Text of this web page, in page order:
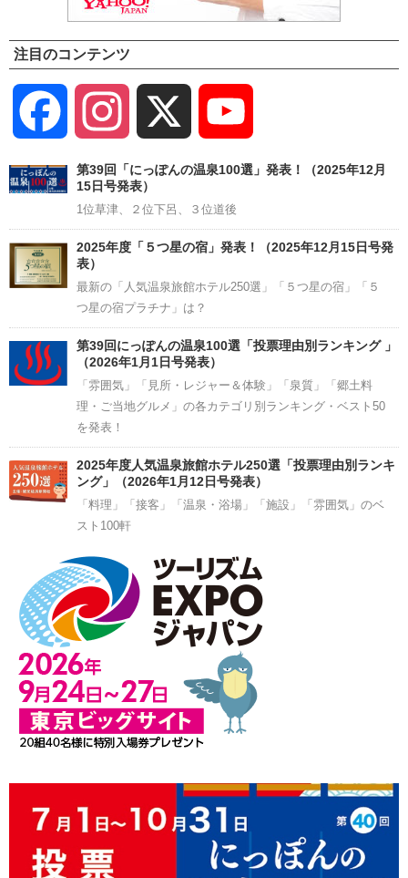
注目のコンテンツ
Facebook Instagram
Channel
第39回「にっぽんの温泉100選」発表！（2025年12月
15日号発表）
1位草津、２位下呂、３位道後
2025年度「５つ星の宿」発表！（2025年12月15日号発
表）
最新の「人気温泉旅館ホテル250選」「５つ星の宿」「５
つ星の宿プラチナ」は？
第39回にっぽんの温泉100選「投票理由別ランキング 」
（2026年1月1日号発表）
「雰囲気」「見所・レジャー＆体験」「泉質」「郷土料
理・ご当地グルメ」の各カテゴリ別ランキング・ベスト50
を発表！
2025年度人気温泉旅館ホテル250選「投票理由別ランキ
ング」（2026年1月12日号発表）
「料理」「接客」「温泉・浴場」「施設」「雰囲気」のベ
スト100軒